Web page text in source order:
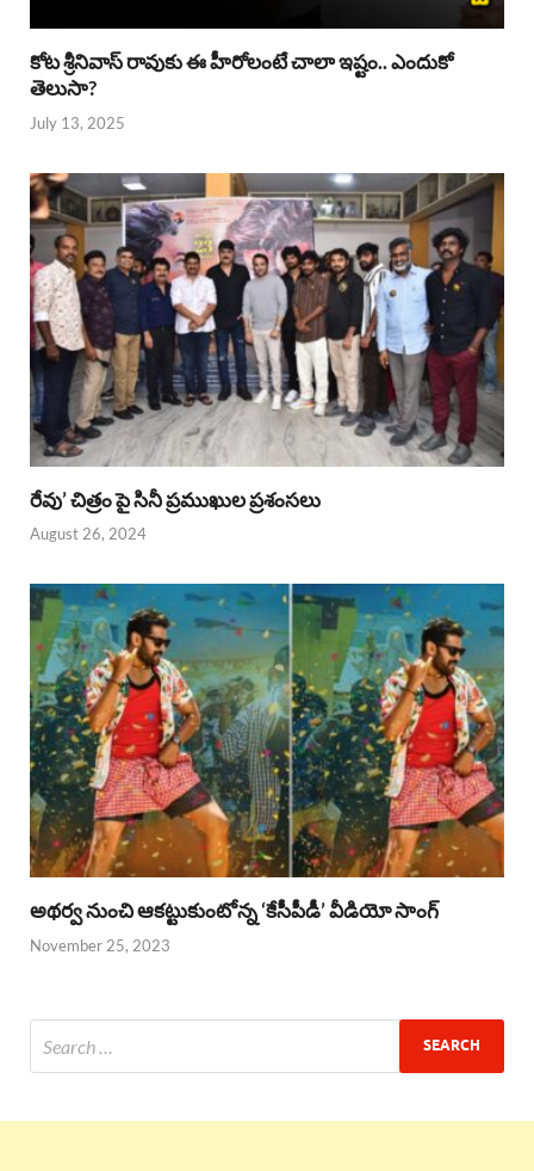
కోట శ్రీనివాస్ రావుకు ఈ హీరోలంటే చాలా ఇష్టం.. ఎందుకో
తెలుసా?
July 13, 2025
రేవు’ చిత్రం పై సినీ ప్రముఖుల ప్రశంసలు
August 26, 2024
అథర్వ నుంచి ఆకట్టుకుంటోన్న ‘కేసీపీడీ’ వీడియో సాంగ్
November 25, 2023